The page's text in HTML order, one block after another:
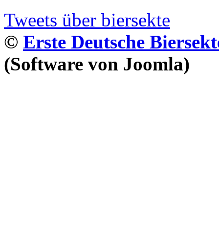
Tweets über biersekte
© Erste Deutsche
(Software von Joomla)